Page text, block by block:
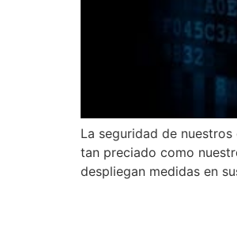
La seguridad de
tan preciado como
despliegan medidas en